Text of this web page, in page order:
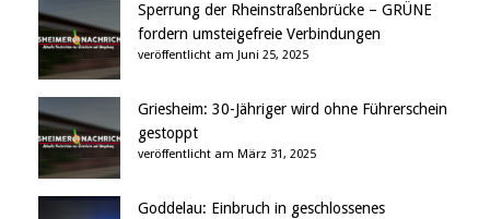
Sperrung der Rheinstraßenbrücke – GRÜNE
fordern umsteigefreie Verbindungen
veröffentlicht am Juni 25, 2025
Griesheim: 30-Jähriger wird ohne Führerschein
gestoppt
veröffentlicht am März 31, 2025
Goddelau: Einbruch in geschlossenes